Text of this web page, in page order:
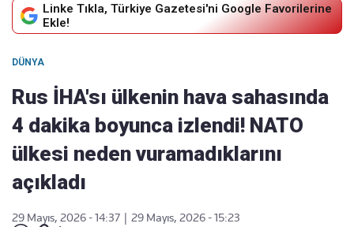
Linke Tıkla, Türkiye Gazetesi'ni Google Favorilerine
Ekle!
DÜNYA
Rus İHA'sı ülkenin hava sahasında
4 dakika boyunca izlendi! NATO
ülkesi neden vuramadıklarını
açıkladı
29 Mayıs, 2026 - 14:37
29 Mayıs, 2026 - 15:23